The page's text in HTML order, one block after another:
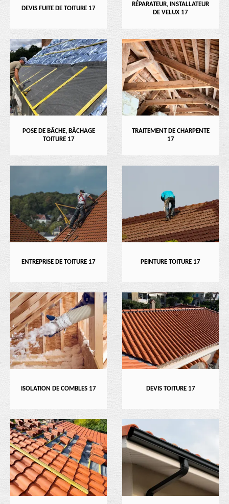
DEVIS FUITE DE TOITURE 17
RÉPARATEUR, INSTALLATEUR
DE VELUX 17
POSE DE BÂCHE, BÂCHAGE
TOITURE 17
TRAITEMENT DE CHARPENTE
17
ENTREPRISE DE TOITURE 17 PEINTURE TOITURE 17
ISOLATION DE COMBLES 17 DEVIS TOITURE 17